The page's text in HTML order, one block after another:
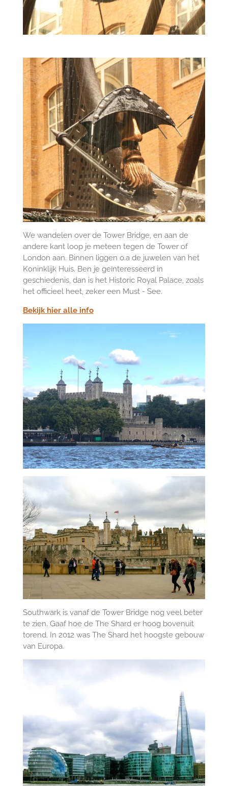
We wandelen over de Tower Bridge, en aan de
andere kant loop je meteen tegen de Tower of
London aan. Binnen liggen o.a de juwelen van het
Koninklijk Huis. Ben je geïnteresseerd in
geschiedenis, dan is het Historic Royal Palace, zoals
het officieel heet, zeker een Must - See.
Bekijk hier alle info
Southwark is vanaf de Tower Bridge nog veel beter
te zien. Gaaf hoe de The Shard er hoog bovenuit
torend. In 2012 was The Shard het hoogste gebouw
van Europa.